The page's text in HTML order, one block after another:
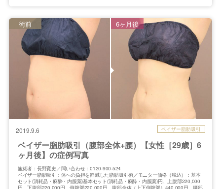
2019.9.6 ベイザー脂肪吸引
ベイザー脂肪吸引（腹部全体+腰）【女性［29歳］6
ヶ月後】の症例写真
術前 6ヶ月後
施術者：長野寛史／問い合わせ：0120-900-524
ベイザー脂肪吸引：体への負担を軽減した脂肪吸引術／モニター価格（税込）：基本
セット(消耗品・麻酔・内服薬)基本セット(消耗品・麻酔・内服薬)円、上腹部220,000